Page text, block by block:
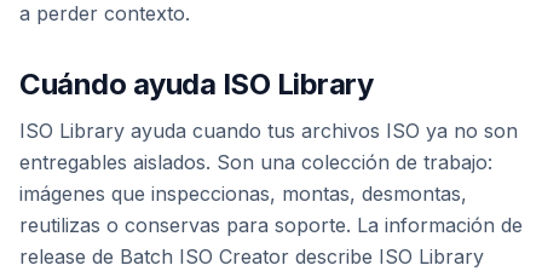
a perder contexto.
Cuándo ayuda ISO Library
ISO Library ayuda cuando tus archivos ISO ya no son
entregables aislados. Son una colección de trabajo:
imágenes que inspeccionas, montas, desmontas,
reutilizas o conservas para soporte. La información de
release de Batch ISO Creator describe ISO Library